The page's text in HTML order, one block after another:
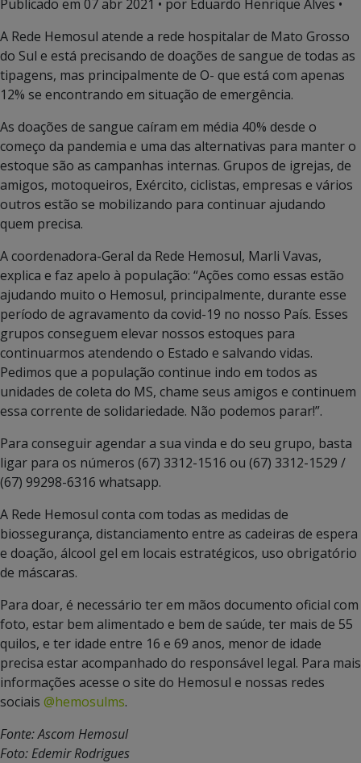
Publicado em 07 abr 2021 • por Eduardo Henrique Alves •
A Rede Hemosul atende a rede hospitalar de Mato Grosso
do Sul e está precisando de doações de sangue de todas as
tipagens, mas principalmente de O- que está com apenas
12% se encontrando em situação de emergência.
As doações de sangue caíram em média 40% desde o
começo da pandemia e uma das alternativas para manter o
estoque são as campanhas internas. Grupos de igrejas, de
amigos, motoqueiros, Exército, ciclistas, empresas e vários
outros estão se mobilizando para continuar ajudando
quem precisa.
A coordenadora-Geral da Rede Hemosul, Marli Vavas,
explica e faz apelo à população: “Ações como essas estão
ajudando muito o Hemosul, principalmente, durante esse
período de agravamento da covid-19 no nosso País. Esses
grupos conseguem elevar nossos estoques para
continuarmos atendendo o Estado e salvando vidas.
Pedimos que a população continue indo em todos as
unidades de coleta do MS, chame seus amigos e continuem
essa corrente de solidariedade. Não podemos parar!”.
Para conseguir agendar a sua vinda e do seu grupo, basta
ligar para os números (67) 3312-1516 ou (67) 3312-1529 /
(67) 99298-6316 whatsapp.
A Rede Hemosul conta com todas as medidas de
biossegurança, distanciamento entre as cadeiras de espera
e doação, álcool gel em locais estratégicos, uso obrigatório
de máscaras.
Para doar, é necessário ter em mãos documento oficial com
foto, estar bem alimentado e bem de saúde, ter mais de 55
quilos, e ter idade entre 16 e 69 anos, menor de idade
precisa estar acompanhado do responsável legal. Para mais
informações acesse o site do Hemosul e nossas redes
sociais @hemosulms.
Fonte: Ascom Hemosul
Foto: Edemir Rodrigues